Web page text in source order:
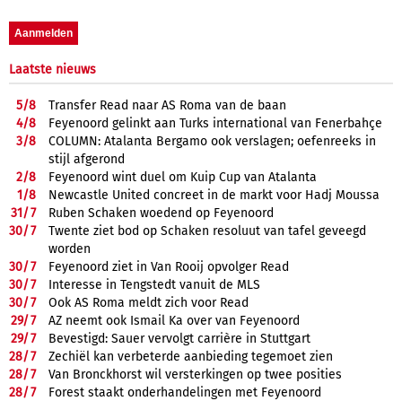
Laatste nieuws
5/8
Transfer Read naar AS Roma van de baan
4/8
Feyenoord gelinkt aan Turks international van Fenerbahçe
3/8
COLUMN: Atalanta Bergamo ook verslagen; oefenreeks in
stijl afgerond
2/8
Feyenoord wint duel om Kuip Cup van Atalanta
1/8
Newcastle United concreet in de markt voor Hadj Moussa
31/7
Ruben Schaken woedend op Feyenoord
30/7
Twente ziet bod op Schaken resoluut van tafel geveegd
worden
30/7
Feyenoord ziet in Van Rooij opvolger Read
30/7
Interesse in Tengstedt vanuit de MLS
30/7
Ook AS Roma meldt zich voor Read
29/7
AZ neemt ook Ismail Ka over van Feyenoord
29/7
Bevestigd: Sauer vervolgt carrière in Stuttgart
28/7
Zechiël kan verbeterde aanbieding tegemoet zien
28/7
Van Bronckhorst wil versterkingen op twee posities
28/7
Forest staakt onderhandelingen met Feyenoord